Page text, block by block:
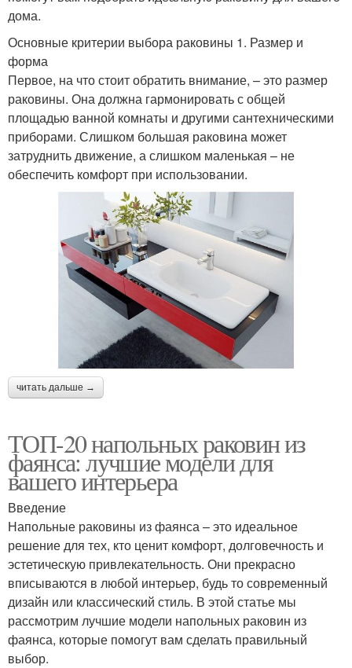
дома.
Основные критерии выбора раковины 1. Размер и
форма
Первое, на что стоит обратить внимание, – это размер
раковины. Она должна гармонировать с общей
площадью ванной комнаты и другими сантехническими
приборами. Слишком большая раковина может
затруднить движение, а слишком маленькая – не
обеспечить комфорт при использовании.
читать дальше →
ТОП-20 напольных раковин из
фаянса: лучшие модели для
вашего интерьера
Введение
Напольные раковины из фаянса – это идеальное
решение для тех, кто ценит комфорт, долговечность и
эстетическую привлекательность. Они прекрасно
вписываются в любой интерьер, будь то современный
дизайн или классический стиль. В этой статье мы
рассмотрим лучшие модели напольных раковин из
фаянса, которые помогут вам сделать правильный
выбор.